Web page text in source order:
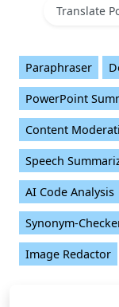
Translate
Paraphraser
PowerPoint
Content
Speech
AI Code Analysis
Synonym-
Image Redactor